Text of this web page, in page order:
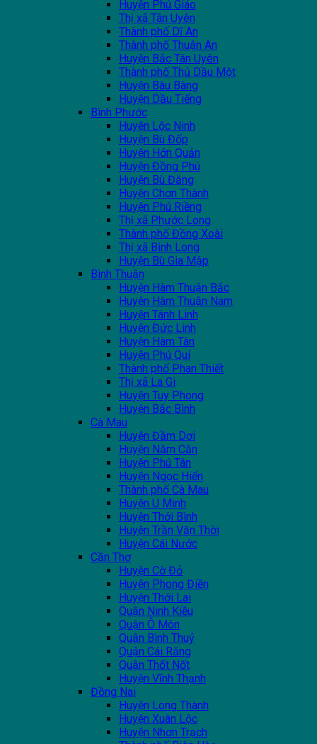
Huyện Phú Giáo
Thị xã Tân Uyên
Thành phố Dĩ An
Thành phố Thuận An
Huyện Bắc Tân Uyên
Thành phố Thủ Dầu Một
Huyện Bàu Bàng
Huyện Dầu Tiếng
Bình Phước
Huyện Lộc Ninh
Huyện Bù Đốp
Huyện Hớn Quản
Huyện Đồng Phú
Huyện Bù Đăng
Huyện Chơn Thành
Huyện Phú Riềng
Thị xã Phước Long
Thành phố Đồng Xoài
Thị xã Bình Long
Huyện Bù Gia Mập
Bình Thuận
Huyện Hàm Thuận Bắc
Huyện Hàm Thuận Nam
Huyện Tánh Linh
Huyện Đức Linh
Huyện Hàm Tân
Huyện Phú Quí
Thành phố Phan Thiết
Thị xã La Gi
Huyện Tuy Phong
Huyện Bắc Bình
Cà Mau
Huyện Đầm Dơi
Huyện Năm Căn
Huyện Phú Tân
Huyện Ngọc Hiển
Thành phố Cà Mau
Huyện U Minh
Huyện Thới Bình
Huyện Trần Văn Thời
Huyện Cái Nước
Cần Thơ
Huyện Cờ Đỏ
Huyện Phong Điền
Huyện Thới Lai
Quận Ninh Kiều
Quận Ô Môn
Quận Bình Thuỷ
Quận Cái Răng
Quận Thốt Nốt
Huyện Vĩnh Thạnh
Đồng Nai
Huyện Long Thành
Huyện Xuân Lộc
Huyện Nhơn Trạch